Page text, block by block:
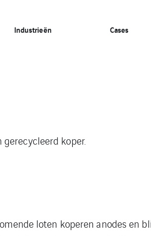
Industrieën Cases
koper.
loten koperen anodes en